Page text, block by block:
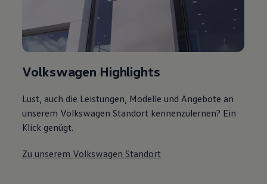
Volkswagen Highlights
Lust, auch die Leistungen, Modelle und Angebote an
unserem Volkswagen Standort kennenzulernen? Ein
Klick genügt.
Zu unserem Volkswagen Standort